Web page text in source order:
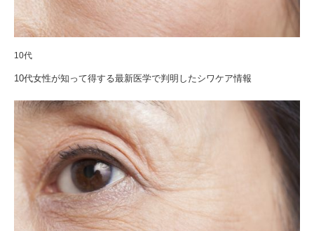
10代
10代女性が知って得する最新医学で判明したシワケア情報